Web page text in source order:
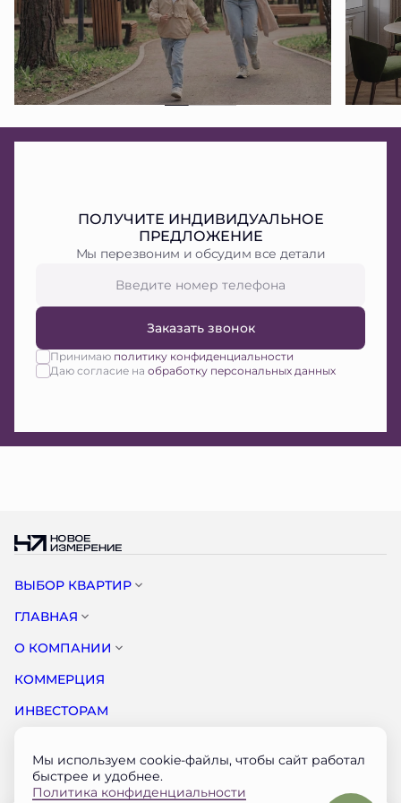
ПОЛУЧИТЕ ИНДИВИДУАЛЬНОЕ
ПРЕДЛОЖЕНИЕ
Мы перезвоним и обсудим все детали
Заказать звонок
Принимаю политику конфиденциальности
Даю согласие на обработку персональных данных
ВЫБОР КВАРТИР
ГЛАВНАЯ
О КОМПАНИИ
КОММЕРЦИЯ
ИНВЕСТОРАМ
КОНТАКТЫ
Мы используем cookie-файлы, чтобы сайт работал
быстрее и удобнее.
Политика конфиденциальности